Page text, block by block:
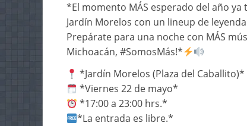
*El momento MÁS esperado del año ya
Jardín Morelos con un lineup de
Prepárate para una noche con MÁS
Michoacán, #SomosMás!*
*Jardín Morelos (Plaza del Caballito)*
*Viernes 22 de mayo*
*17:00 a 23:00 hrs.*
*La entrada es libre.*